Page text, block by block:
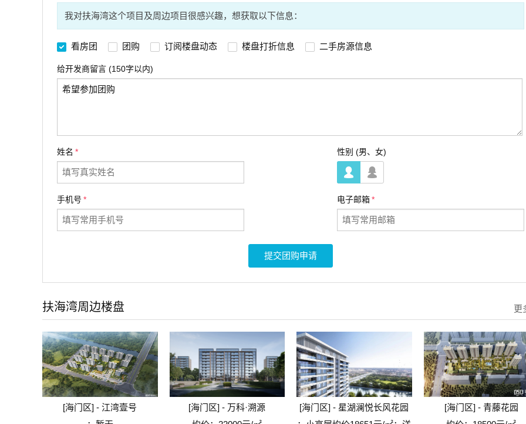
我对扶海湾这个项目及周边项目很感兴趣，想获取以下信息：
看房团 团购 订阅楼盘动态 楼盘打折信息 二手房源信息
给开发商留言 (150字以内)
姓名 * 性别 (男、女)
手机号 * 电子邮箱*
提交团购申请
扶海湾周边楼盘 更
[海门区] - 江湾壹号
[海门区] - 万科·溯源
[海门区] - 星湖澜悦长风花园
[海门区] - 青藤花园